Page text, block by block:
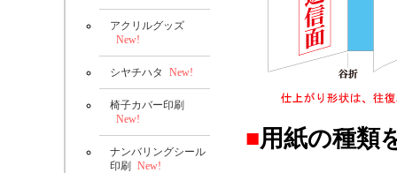
■用紙の種類
アクリルグッズ
New!
シヤチハタ New!
椅子カバー印刷
New!
ナンバリングシール
印刷 New!